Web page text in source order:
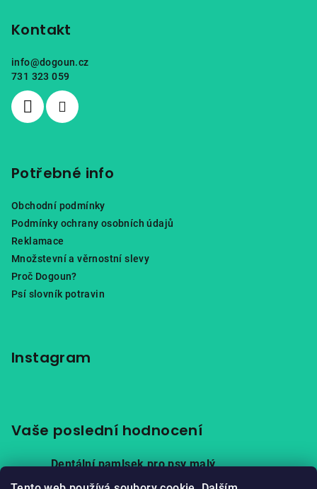
Kontakt
info@dogoun.cz
731 323 059
Potřebné info
Obchodní podmínky
Podmínky ochrany osobních údajů
Reklamace
Množstevní a věrnostní slevy
Proč Dogoun?
Psí slovník potravin
Instagram
Vaše poslední hodnocení
Dentální pamlsek pro psy malý
Hodnocení produktu je 5 z 5 hvězdiček.